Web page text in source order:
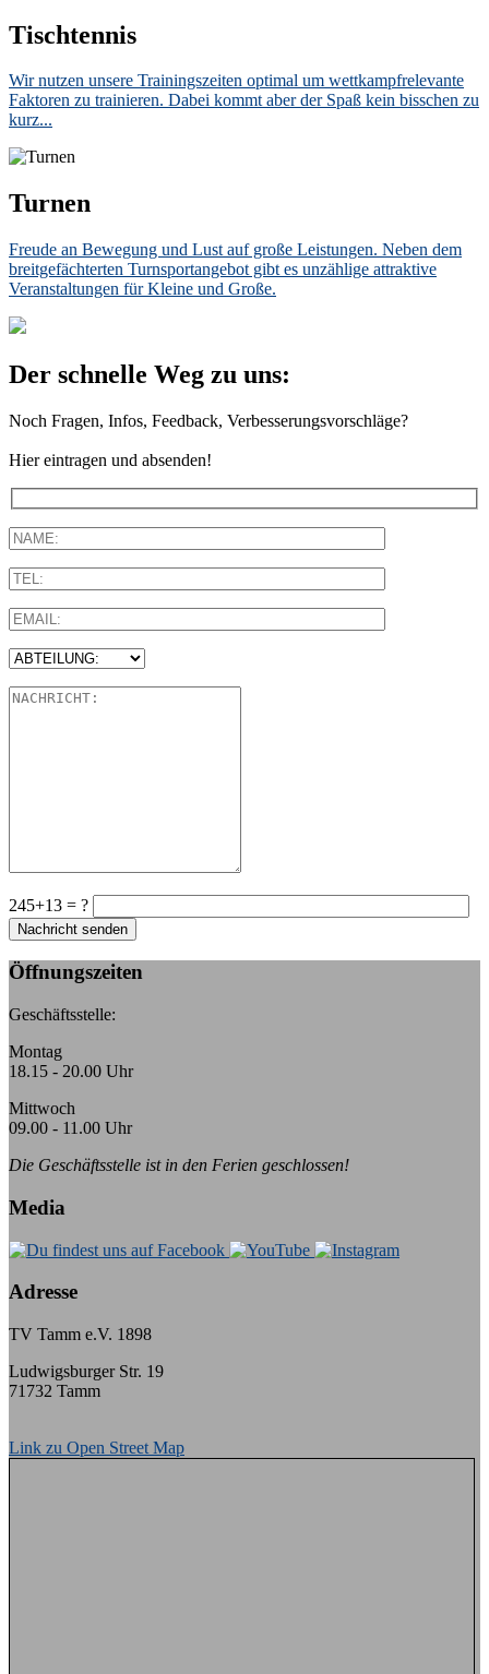
Tischtennis
Wir nutzen unsere Trainingszeiten optimal um wettkampfrelevante
Faktoren zu trainieren. Dabei kommt aber der Spaß kein bisschen zu
kurz...
Turnen
Freude an Bewegung und Lust auf große Leistungen. Neben dem
breitgefächterten Turnsportangebot gibt es unzählige attraktive
Veranstaltungen für Kleine und Große.
Der schnelle Weg zu uns:
Noch Fragen, Infos, Feedback, Verbesserungsvorschläge?
Hier eintragen und absenden!
Bitte lasse dieses Feld leer.
245+13 = ?
Öffnungszeiten
Geschäftsstelle:
Montag
18.15 - 20.00 Uhr
Mittwoch
09.00 - 11.00 Uhr
Die Geschäftsstelle ist in den Ferien geschlossen!
Media
Adresse
TV Tamm e.V. 1898
Ludwigsburger Str. 19
71732 Tamm
Link zu Open Street Map